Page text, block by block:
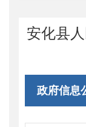
安化县
政府信息